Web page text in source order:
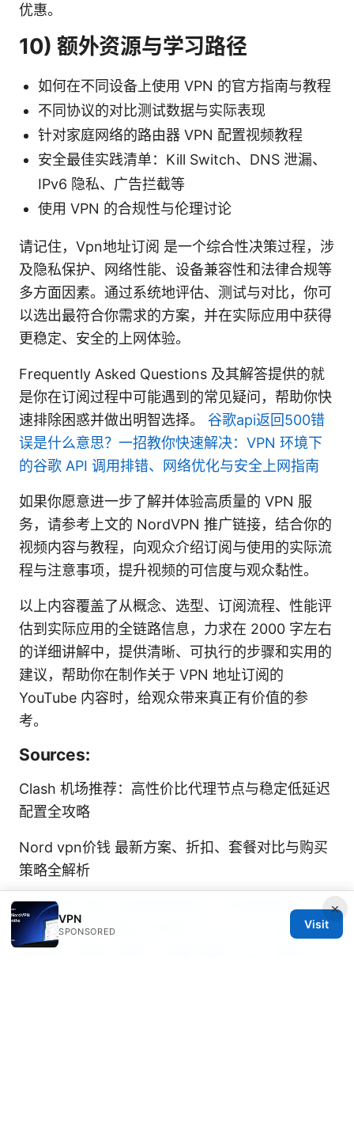
优惠。
10) 额外资源与学习路径
如何在不同设备上使用 VPN 的官方指南与教程
不同协议的对比测试数据与实际表现
针对家庭网络的路由器 VPN 配置视频教程
安全最佳实践清单：Kill Switch、DNS 泄漏、
IPv6 隐私、广告拦截等
使用 VPN 的合规性与伦理讨论
请记住，Vpn地址订阅 是一个综合性决策过程，涉
及隐私保护、网络性能、设备兼容性和法律合规等
多方面因素。通过系统地评估、测试与对比，你可
以选出最符合你需求的方案，并在实际应用中获得
更稳定、安全的上网体验。
Frequently Asked Questions 及其解答提供的就
是你在订阅过程中可能遇到的常见疑问，帮助你快
速排除困惑并做出明智选择。 谷歌api返回500错
误是什么意思？一招教你快速解决：VPN 环境下
的谷歌 API 调用排错、网络优化与安全上网指南
如果你愿意进一步了解并体验高质量的 VPN 服
务，请参考上文的 NordVPN 推广链接，结合你的
视频内容与教程，向观众介绍订阅与使用的实际流
程与注意事项，提升视频的可信度与观众黏性。
以上内容覆盖了从概念、选型、订阅流程、性能评
估到实际应用的全链路信息，力求在 2000 字左右
的详细讲解中，提供清晰、可执行的步骤和实用的
建议，帮助你在制作关于 VPN 地址订阅的
YouTube 内容时，给观众带来真正有价值的参
考。
Sources:
Clash 机场推荐：高性价比代理节点与稳定低延迟
配置全攻略
Nord vpn价钱 最新方案、折扣、套餐对比与购买
策略全解析
Vpn破解下载与合规使用指南：为何避免破解、正
规VPN选择与快速上手指南
Cmhk esim 儲值卡 終
極攻略：申請、啟用、省錢全解析 2025 更新 全
×
VPN
SPONSORED
Visit